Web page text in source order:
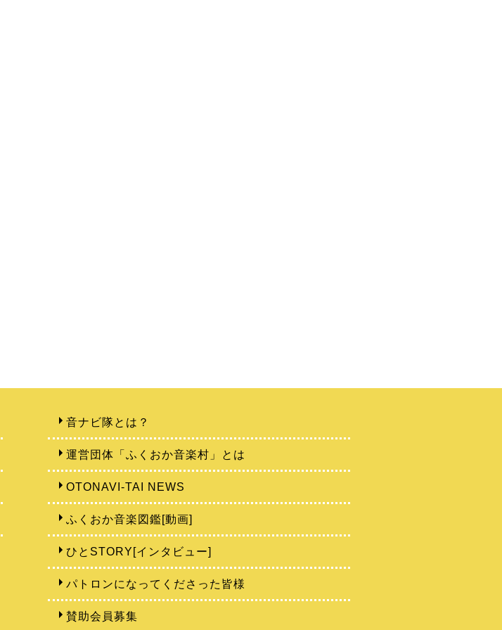
音ナビ隊とは？
運営団体「ふくおか音楽村」とは
OTONAVI-TAI NEWS
ふくおか音楽図鑑[動画]
ひとSTORY[インタビュー]
パトロンになってくださった皆様
賛助会員募集